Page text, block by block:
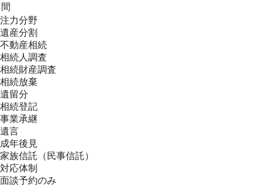
間
注力分野
遺産分割
不動産相続
相続人調査
相続財産調査
相続放棄
遺留分
相続登記
事業承継
遺言
成年後見
家族信託（民事信託）
対応体制
面談予約のみ